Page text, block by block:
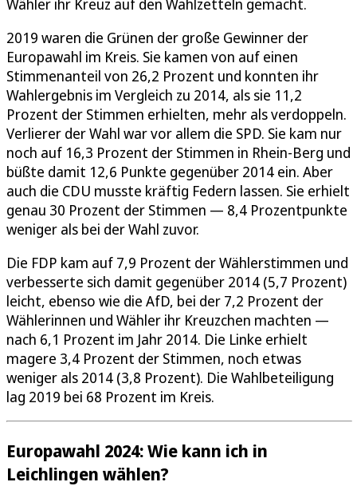
2019 waren die Grünen der große Gewinner der
Europawahl im Kreis. Sie kamen von auf einen
Stimmenanteil von 26,2 Prozent und konnten ihr
Wahlergebnis im Vergleich zu 2014, als sie 11,2
Prozent der Stimmen erhielten, mehr als verdoppeln.
Verlierer der Wahl war vor allem die SPD. Sie kam nur
noch auf 16,3 Prozent der Stimmen in Rhein-Berg und
büßte damit 12,6 Punkte gegenüber 2014 ein. Aber
auch die CDU musste kräftig Federn lassen. Sie erhielt
genau 30 Prozent der Stimmen — 8,4 Prozentpunkte
weniger als bei der Wahl zuvor.
Die FDP kam auf 7,9 Prozent der Wählerstimmen und
verbesserte sich damit gegenüber 2014 (5,7 Prozent)
leicht, ebenso wie die AfD, bei der 7,2 Prozent der
Wählerinnen und Wähler ihr Kreuzchen machten —
nach 6,1 Prozent im Jahr 2014. Die Linke erhielt
magere 3,4 Prozent der Stimmen, noch etwas
weniger als 2014 (3,8 Prozent). Die Wahlbeteiligung
lag 2019 bei 68 Prozent im Kreis.
Europawahl 2024: Wie kann ich in
Leichlingen wählen?